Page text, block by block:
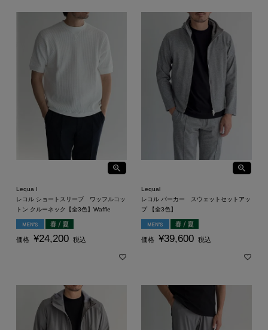
Lequa l
レコル ショートスリーブ ワッフルコッ
トン クルーネック【全3色】Waffle
価格 ¥24,200 税込
Lequal
レコル パーカー スウェットセットアッ
プ 【全3色】
価格 ¥39,600 税込